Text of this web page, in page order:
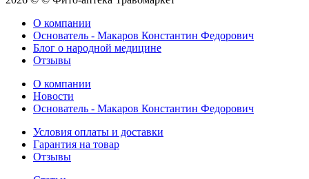
О компании
Основатель - Макаров Константин Федорович
Блог о народной медицине
Отзывы
О компании
Новости
Основатель - Макаров Константин Федорович
Условия оплаты и доставки
Гарантия на товар
Отзывы